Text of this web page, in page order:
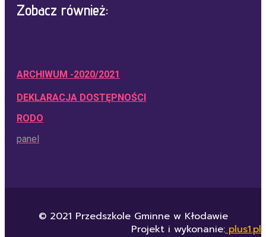
Zobacz również:
ARCHIWUM -2020/2021
DEKLARACJA DOSTĘPNOŚCI
RODO
panel
© 2021 Przedszkole Gminne w Kłodawie
Projekt i wykonanie: plus1.pl